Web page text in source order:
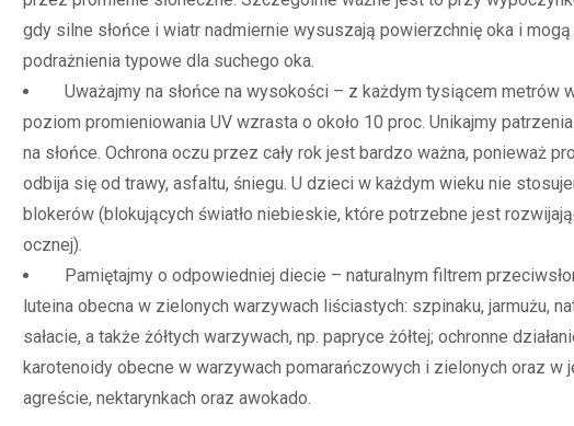
gdy silne słońce i wiatr nadmiernie wysuszają powierzchnię oka i
podrażnienia typowe dla suchego oka.
Uważajmy na słońce na wysokości – z każdym tysiącem metrów
poziom promieniowania UV wzrasta o około 10 proc. Unikajmy
na słońce. Ochrona oczu przez cały rok jest bardzo ważna, ponieważ
odbija się od trawy, asfaltu, śniegu. U dzieci w każdym wieku nie
blokerów (blokujących światło niebieskie, które potrzebne jest
ocznej).
Pamiętajmy o odpowiedniej diecie – naturalnym filtrem
luteina obecna w zielonych warzywach liściastych: szpinaku, jarmużu,
sałacie, a także żółtych warzywach, np. papryce żółtej; ochronne
karotenoidy obecne w warzywach pomarańczowych i zielonych oraz w
agreście, nektarynkach oraz awokado.